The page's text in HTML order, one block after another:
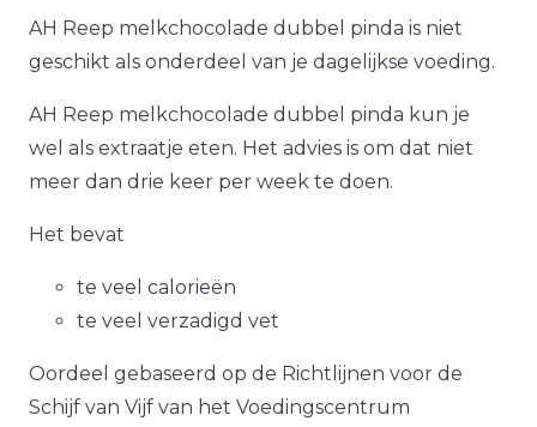
AH Reep melkchocolade dubbel pinda is niet
geschikt als onderdeel van je dagelijkse voeding.
AH Reep melkchocolade dubbel pinda kun je
wel als extraatje eten. Het advies is om dat niet
meer dan drie keer per week te doen.
Het bevat
te veel calorieën
te veel verzadigd vet
Oordeel gebaseerd op de Richtlijnen voor de
Schijf van Vijf van het Voedingscentrum